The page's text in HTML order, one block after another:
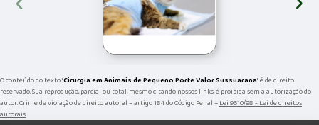
O conteúdo do texto "Cirurgia em Animais de Pequeno Porte Valor Sussuarana" é de direito
reservado. Sua reprodução, parcial ou total, mesmo citando nossos links, é proibida sem a autorização do
autor. Crime de violação de direito autoral – artigo 184 do Código Penal –Lei 9610/98 - Lei de direitos
autorais.